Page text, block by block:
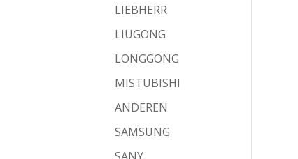
LIEBHERR
LIUGONG
LONGGONG
MISTUBISHI
ANDEREN
SAMSUNG